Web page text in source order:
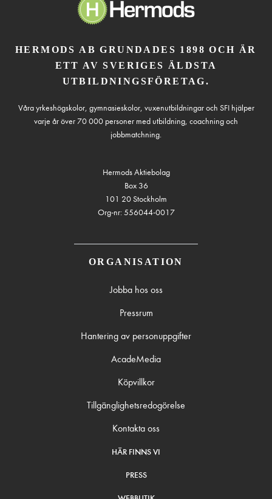
HERMODS AB GRUNDADES 1898 OCH ÄR
ETT AV SVERIGES ÄLDSTA
UTBILDNINGSFÖRETAG.
Våra yrkeshögskolor, gymnasieskolor, vuxenutbildningar och SFI hjälper
varje år över 70 000 personer med utbildning, coachning och
jobbmatchning.
Hermods Aktiebolag
Box 36
101 20 Stockholm
Org-nr: 556044-0017
ORGANISATION
Jobba hos oss
Pressrum
Hantering av personuppgifter
AcadeMedia
Köpvillkor
Tillgänglighetsredogörelse
Kontakta oss
HÄR FINNS VI
PRESS